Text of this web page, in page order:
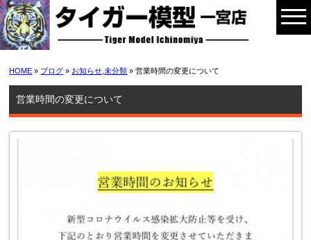
HOME » ブログ » お知らせ ,未分類 » 営業時間の変更について
営業時間の変更について